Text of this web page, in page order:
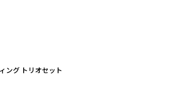
ング トリオセット